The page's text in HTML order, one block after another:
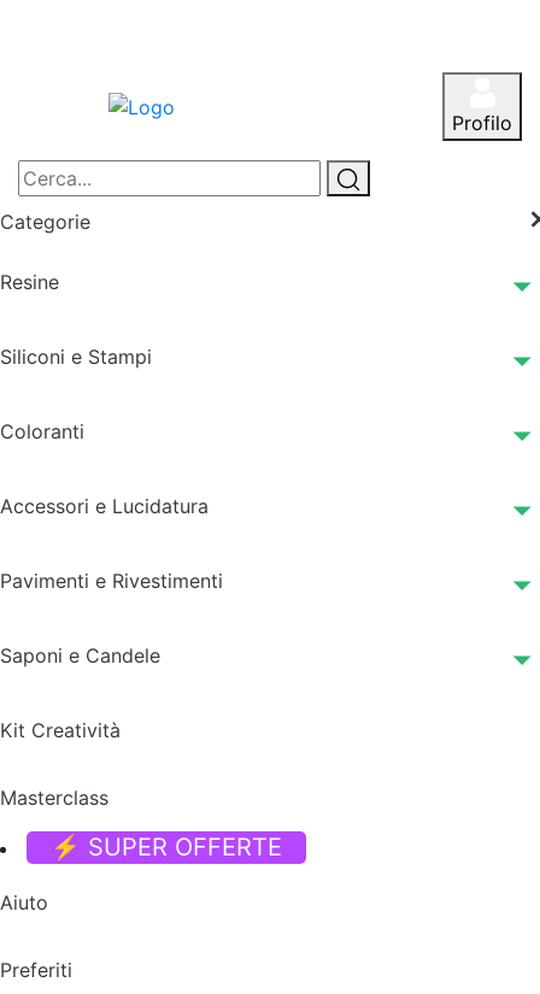
Profilo
Categorie
Resine
Siliconi e Stampi
Coloranti
Accessori e Lucidatura
Pavimenti e Rivestimenti
Saponi e Candele
Kit Creatività
Masterclass
⚡ SUPER OFFERTE
Aiuto
Preferiti